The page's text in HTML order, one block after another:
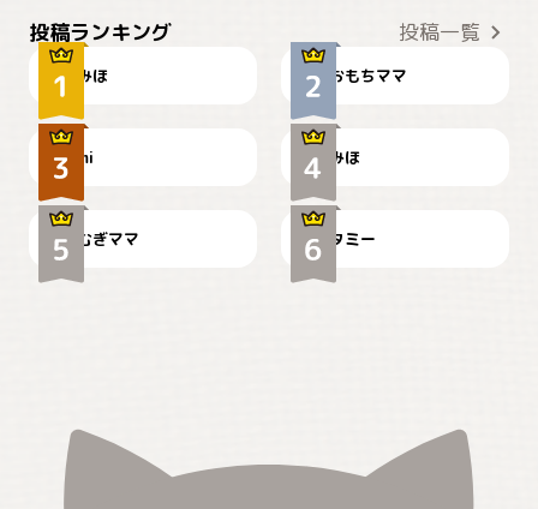
投稿ランキング 投稿一覧
みほ おもちママ
可愛い？
mi
見てるぞぉ
みほ
🌻とむぎ！
むぎママ
ドーベルマンのお友達邸に
て
タミー